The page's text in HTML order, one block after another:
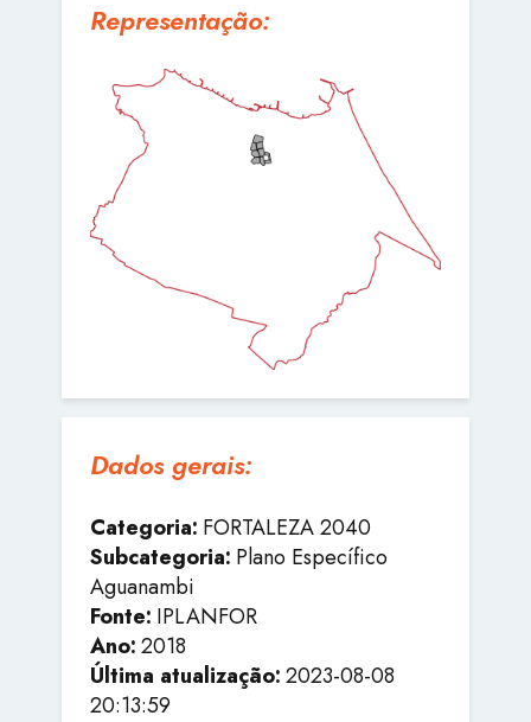
Representação:
Dados gerais:
Categoria: FORTALEZA 2040
Subcategoria: Plano Específico
Aguanambi
Fonte: IPLANFOR
Ano:2018
Última atualização:2023-08-08
20:13:59